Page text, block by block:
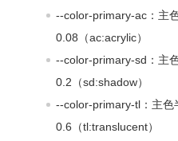
--color-primary-ac：主
0.08（ac:acrylic）
--color-primary-sd：主
0.2（sd:shadow）
--color-primary-tl：主色
0.6（tl:translucent）